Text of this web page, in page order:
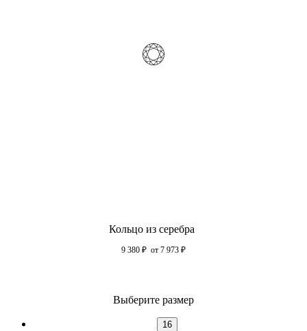
Кольцо из серебра
9 380 ₽ от 7 973 ₽
Выберите размер
16